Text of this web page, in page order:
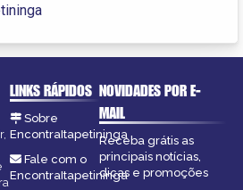
LINKS RÁPIDOS
Sobre
EncontraItapetininga
Fale com o
EncontraItapetininga
NOVIDADES POR E-
MAIL
Receba grátis as
principais notícias,
dicas e promoções